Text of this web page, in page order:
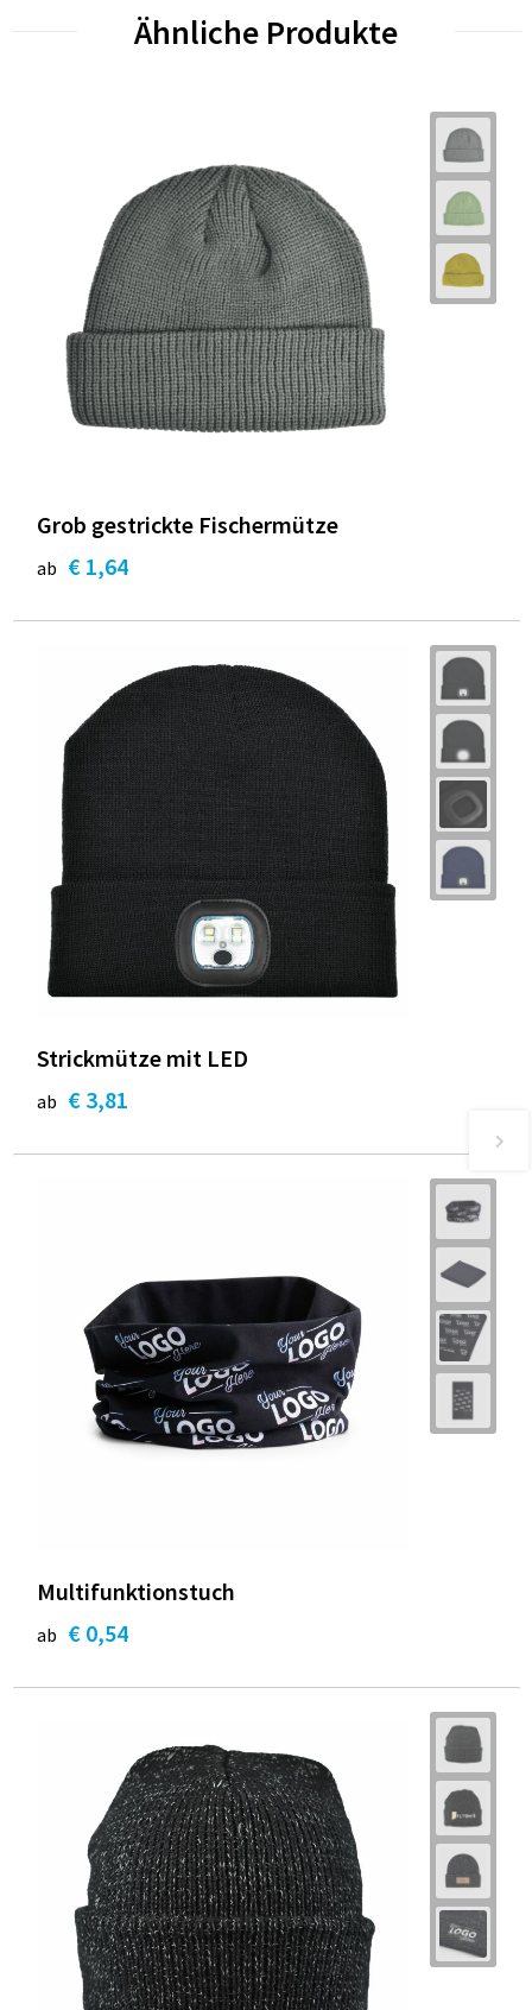
Ähnliche Produkte
Grob gestrickte Fischermütze
ab € 1,64
Strickmütze mit LED
ab € 3,81
Multifunktionstuch
ab € 0,54